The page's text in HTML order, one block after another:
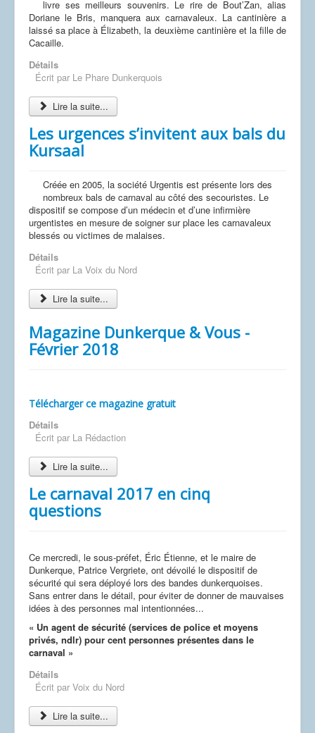
livre ses meilleurs souvenirs. Le rire de Bout’Zan, alias
Doriane le Bris, manquera aux carnavaleux. La cantinière a
laissé sa place à Élizabeth, la deuxième cantinière et la fille de
Cacaille.
Détails
Écrit par Le Phare Dunkerquois
Lire la suite...
Les urgences s’invitent aux bals du
Kursaal
Créée en 2005, la société Urgentis est présente lors des
nombreux bals de carnaval au côté des secouristes. Le
dispositif se compose d’un médecin et d’une infirmière
urgentistes en mesure de soigner sur place les carnavaleux
blessés ou victimes de malaises.
Détails
Écrit par La Voix du Nord
Lire la suite...
Magazine Dunkerque & Vous -
Février 2018
Télécharger ce magazine gratuit
Détails
Écrit par La Rédaction
Lire la suite...
Le carnaval 2017 en cinq
questions
Ce mercredi, le sous-préfet, Éric Étienne, et le maire de
Dunkerque, Patrice Vergriete, ont dévoilé le dispositif de
sécurité qui sera déployé lors des bandes dunkerquoises.
Sans entrer dans le détail, pour éviter de donner de mauvaises
idées à des personnes mal intentionnées...
« Un agent de sécurité (services de police et moyens
privés, ndlr) pour cent personnes présentes dans le
carnaval »
Détails
Écrit par Voix du Nord
Lire la suite...